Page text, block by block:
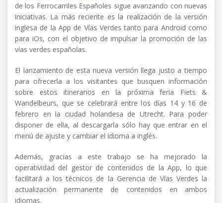
de los Ferrocarriles Españoles sigue avanzando con nuevas
iniciativas. La más reciente es la realización de la versión
inglesa de la App de Vías Verdes tanto para Android como
para iOs, con el objetivo de impulsar la promoción de las
vías verdes españolas.
El lanzamiento de esta nueva versión llega justo a tiempo
para ofrecerla a los visitantes que busquen información
sobre estos itinerarios en la próxima feria Fiets &
Wandelbeurs, que se celebrará entre los días 14 y 16 de
febrero en la ciudad holandesa de Utrecht. Para poder
disponer de ella, al descargarla sólo hay que entrar en el
menú de ajuste y cambiar el idioma a inglés.
Además, gracias a este trabajo se ha mejorado la
operatividad del gestor de contenidos de la App, lo que
facilitará a los técnicos de la Gerencia de Vías Verdes la
actualización permanente de contenidos en ambos
idiomas.